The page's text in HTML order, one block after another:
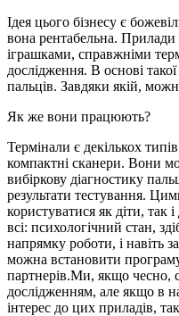
Ідея цього бізнесу є
вона рентабельна.
іграшками, справжніми
дослідження. В основі такої
пальців. Завдяки якій,
Як же вони працюють?
Термінали є декількох
компактні сканери. Вони
вибіркову діагностику
результати тестування.
користуватися як діти, так
всі: психологічний стан,
напрямку роботи, і навіть
можна встановити
партнерів.Ми, якщо чесно,
дослідженням, але якщо в
інтерес до цих приладів,